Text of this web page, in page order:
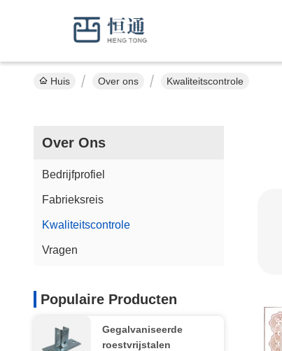
Huis Over ons Kwaliteitscontrole
Over Ons
Bedrijfprofiel
Fabrieksreis
Kwaliteitscontrole
Vragen
Populaire Producten
Gegalvaniseerde
roestvrijstalen